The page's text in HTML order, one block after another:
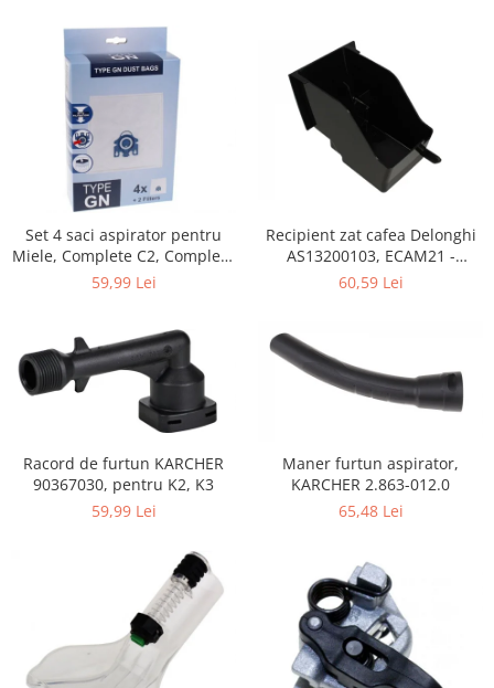
TV, Audio & Foto
Aparate Foto & Accesorii
Audio HI-FI & Profesionale
Camere video si sport
Drone si Accesorii
Home Cinema & Audio
Playere, Boxe & Casti
Telescoape & Optica
Televizoare & accesorii
Ambalaje cadouri
Cadouri
Curatenie si intretinere
Set 4 saci aspirator pentru
Miele, Complete C2, Complete
C3, Classic C1, S8, S5, S2,
59,99 Lei
Recipient zat cafea Delonghi
AS13200103, ECAM21 -
ECAM25
60,59 Lei
Racord de furtun KARCHER
90367030, pentru K2, K3
59,99 Lei
Maner furtun aspirator,
KARCHER 2.863-012.0
65,48 Lei